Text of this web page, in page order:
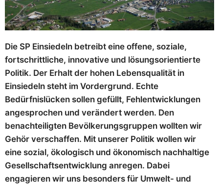
Die SP Einsiedeln betreibt eine offene, soziale,
fortschrittliche, innovative und lösungsorientierte
Politik. Der Erhalt der hohen Lebensqualität in
Einsiedeln steht im Vordergrund. Echte
Bedürfnislücken sollen gefüllt, Fehlentwicklungen
angesprochen und verändert werden. Den
benachteiligten Bevölkerungsgruppen wollten wir
Gehör verschaffen. Mit unserer Politik wollen wir
eine sozial, ökologisch und ökonomisch nachhaltige
Gesellschaftsentwicklung anregen. Dabei
engagieren wir uns besonders für Umwelt- und